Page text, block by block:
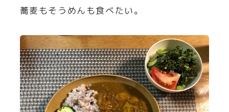
蕎麦もそうめんも食べたい。